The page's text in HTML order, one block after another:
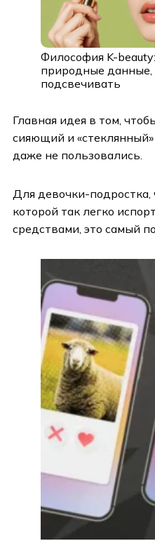
Философия K-
природные данные,
подсвечивать
Главная идея в том,
сияющий и
даже не пользовались.
Для девочки-
которой так легко
средствами, это самый